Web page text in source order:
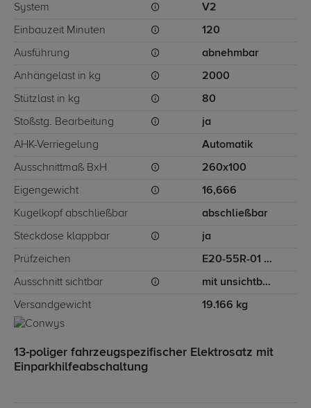
System V2
Einbauzeit Minuten 120
Ausführung abnehmbar
Anhängelast in kg 2000
Stützlast in kg 80
Stoßstg. Bearbeitung ja
AHK-Verriegelung Automatik
Ausschnittmaß BxH 260x100
Eigengewicht 16,666
Kugelkopf abschließbar abschließbar
Steckdose klappbar ja
Prüfzeichen E20-55R-01 3095
Ausschnitt sichtbar mit unsichtbarem Ausschnitt für Stoßstange
Versandgewicht 19.166 kg
13-poliger fahrzeugspezifischer Elektrosatz mit
Einparkhilfeabschaltung